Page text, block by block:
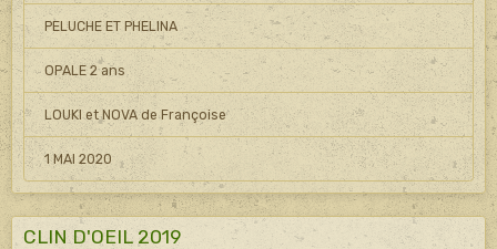
PELUCHE ET PHELINA
OPALE 2 ans
LOUKI et NOVA de Françoise
1 MAI 2020
CLIN D'OEIL 2019